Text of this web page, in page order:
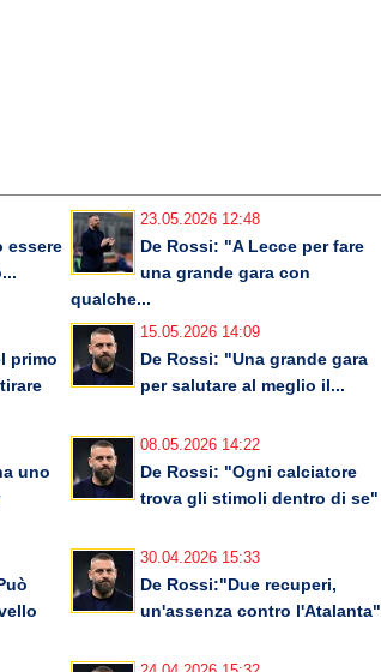
essere
23.05.2026 12:48
De Rossi: "A Lecce per fare
una grande gara con
qualche...
primo
15.05.2026 14:09
De Rossi: "Una grande gara
per salutare al meglio il...
uno
08.05.2026 14:22
De Rossi: "Ogni calciatore
trova gli stimoli dentro di se"
30.04.2026 15:33
De Rossi:"Due recuperi,
un'assenza contro l'Atalanta"